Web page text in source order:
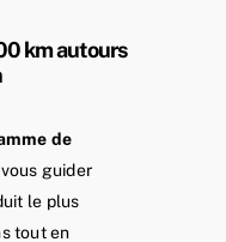
km autours
de
guider
le plus
tout en